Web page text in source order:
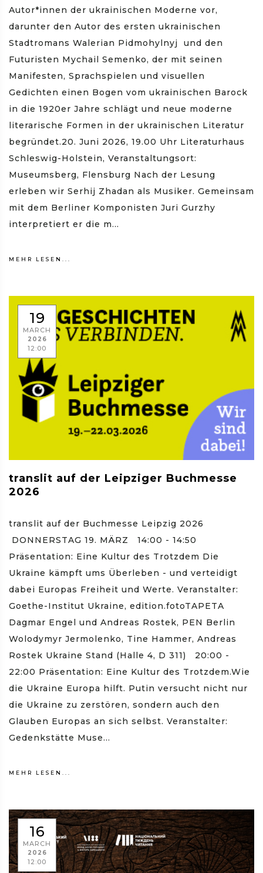
Autor*innen der ukrainischen Moderne vor,
darunter den Autor des ersten ukrainischen
Stadtromans Walerian Pidmohylnyj und den
Futuristen Mychail Semenko, der mit seinen
Manifesten, Sprachspielen und visuellen
Gedichten einen Bogen vom ukrainischen Barock
in die 1920er Jahre schlägt und neue moderne
literarische Formen in der ukrainischen Literatur
begründet.20. Juni 2026, 19.00 Uhr Literaturhaus
Schleswig-Holstein, Veranstaltungsort:
Museumsberg, Flensburg Nach der Lesung
erleben wir Serhij Zhadan als Musiker. Gemeinsam
mit dem Berliner Komponisten Juri Gurzhy
interpretiert er die m...
MEHR LESEN...
19
MARCH
2026
12:00
translit auf der Leipziger Buchmesse
2026
translit auf der Buchmesse Leipzig 2026
DONNERSTAG 19. MÄRZ 14:00 - 14:50
Präsentation: Eine Kultur des Trotzdem Die
Ukraine kämpft ums Überleben - und verteidigt
dabei Europas Freiheit und Werte. Veranstalter:
Goethe-Institut Ukraine, edition.fotoTAPETA
Dagmar Engel und Andreas Rostek, PEN Berlin
Wolodymyr Jermolenko, Tine Hammer, Andreas
Rostek Ukraine Stand (Halle 4, D 311) 20:00 -
22:00 Präsentation: Eine Kultur des Trotzdem.Wie
die Ukraine Europa hilft. Putin versucht nicht nur
die Ukraine zu zerstören, sondern auch den
Glauben Europas an sich selbst. Veranstalter:
Gedenkstätte Muse...
MEHR LESEN...
16
MARCH
2026
12:00